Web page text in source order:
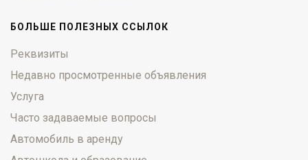
БОЛЬШЕ ПОЛЕЗНЫХ ССЫЛОК
Реквизиты
Недавно просмотренные объявления
Услуга
Часто задаваемые вопросы
Автомобиль в аренду